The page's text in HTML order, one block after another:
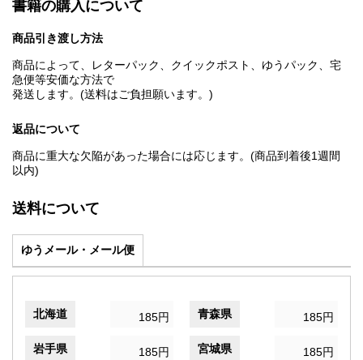
書籍の購入について
商品引き渡し方法
商品によって、レターパック、クイックポスト、ゆうパック、宅
急便等安価な方法で
発送します。(送料はご負担願います。)
返品について
商品に重大な欠陥があった場合には応じます。(商品到着後1週間
以内)
送料について
ゆうメール・メール便
北海道 185円 青森県 185円
岩手県 185円 宮城県 185円